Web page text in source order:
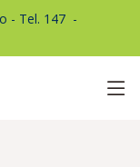
- Tel. 1471 -